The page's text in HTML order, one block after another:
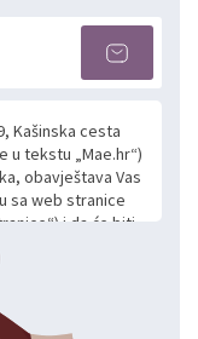
Kašinska cesta
u tekstu „Mae.hr“)
obavještava Vas
sa web stranice
i da će biti
se da
i daljnju
ustupate Mae.hr
i daljnje